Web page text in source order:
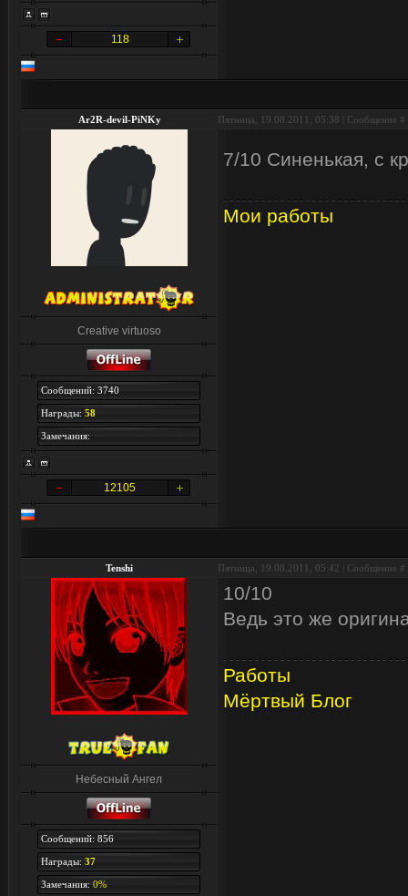
118
Ar2R-devil-PiNKy Пятница, 19.08.2011, 05:38 | Сообщение #
Creative virtuoso
Сообщений: 3740
Награды: 58
Замечания:
12105
7/10 Синенькая, с
Мои работы
Tenshi Пятница, 19.08.2011, 05:42 | Сообщение #
Небесный Ангел
Сообщений: 856
Награды: 37
Замечания: 0%
10/10
Ведь это же
Работы
Мёртвый Блог